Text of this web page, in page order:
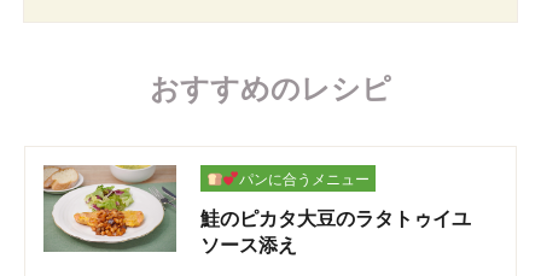
おすすめのレシピ
パンに合うメニュー
鮭のピカタ大豆のラタトゥイユ
ソース添え